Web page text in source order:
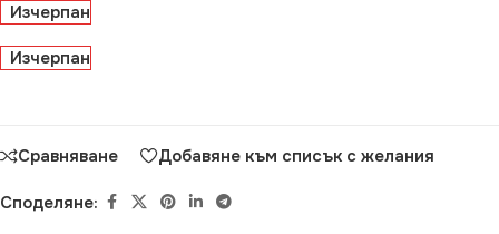
Изчерпан
Изчерпан
Сравняване Добавяне към списък с желания
Споделяне: